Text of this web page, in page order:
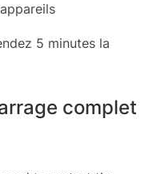
5 minutes la
complet